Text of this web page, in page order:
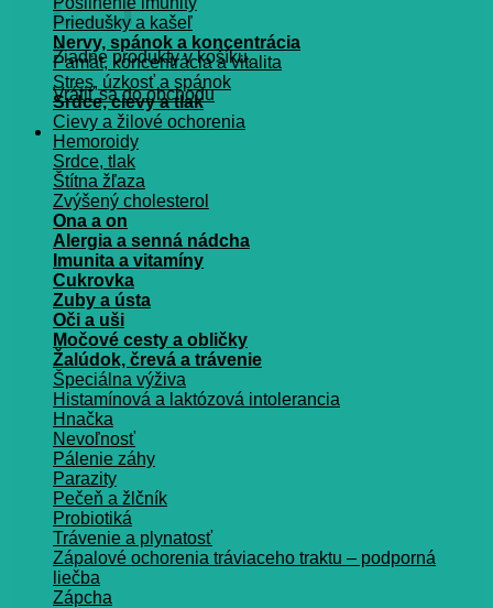
Žiadne produkty v košíku.
Vrátiť sa do obchodu
Priedušky a kašeľ
Nervy, spánok a koncentrácia
Pamät, koncentrácia a vitalita
Stres, úzkosť a spánok
Srdce, cievy a tlak
Cievy a žilové ochorenia
Hemoroidy
Srdce, tlak
Štítna žľaza
Zvýšený cholesterol
Ona a on
Alergia a senná nádcha
Imunita a vitamíny
Cukrovka
Zuby a ústa
Oči a uši
Močové cesty a obličky
Žalúdok, črevá a trávenie
Špeciálna výživa
Histamínová a laktózová intolerancia
Hnačka
Nevoľnosť
Pálenie záhy
Parazity
Pečeň a žlčník
Probiotiká
Trávenie a plynatosť
Zápalové ochorenia tráviaceho traktu – podporná
liečba
Zápcha